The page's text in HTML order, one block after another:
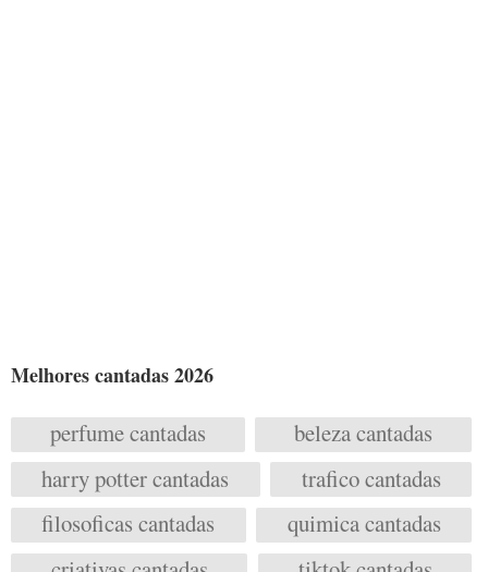
Melhores cantadas 2026
perfume cantadas
beleza cantadas
harry potter cantadas
trafico cantadas
filosoficas cantadas
quimica cantadas